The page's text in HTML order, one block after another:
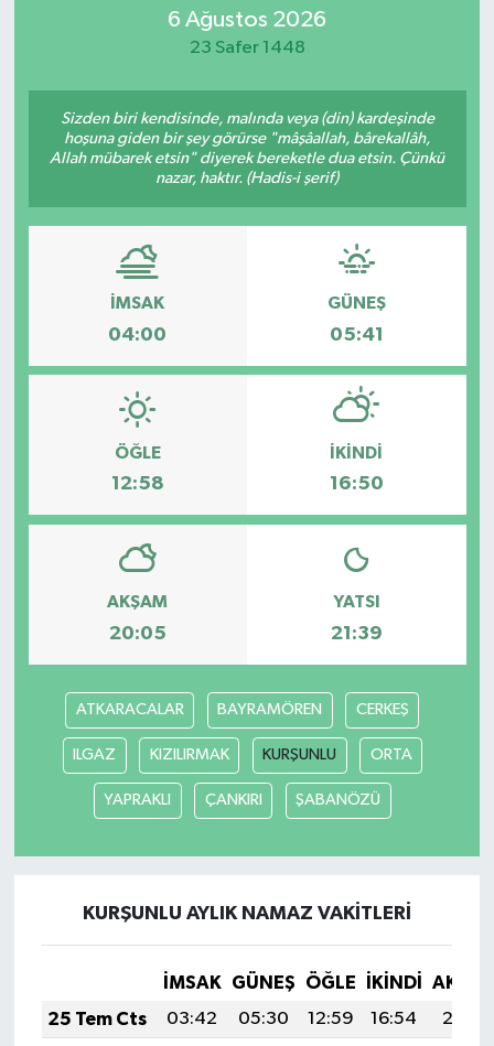
6 Ağustos 2026
23 Safer 1448
Sizden biri kendisinde, malında veya (din) kardeşinde
hoşuna giden bir şey görürse "mâşâallah, bârekallâh,
Allah mübarek etsin" diyerek bereketle dua etsin. Çünkü
nazar, haktır. (Hadis-i şerif)
İMSAK
04:00
GÜNEŞ
05:41
ÖĞLE
12:58
İKINDI
16:50
AKŞAM
20:05
YATSI
21:39
ATKARACALAR BAYRAMÖREN CERKEŞ
ILGAZ KIZILIRMAK KURŞUNLU ORTA
YAPRAKLI ÇANKIRI ŞABANÖZÜ
KURŞUNLU AYLIK NAMAZ VAKITLERI
İMSAK GÜNEŞ ÖĞLE İKINDI
25 Tem Cts
03:42 05:30 12:59 16:54
20:18
ÖZEL HABER
RESMİ İLANLAR
SAĞLIK
SİYASET
SPONSORLU YAZI
TEKNOLOJİ